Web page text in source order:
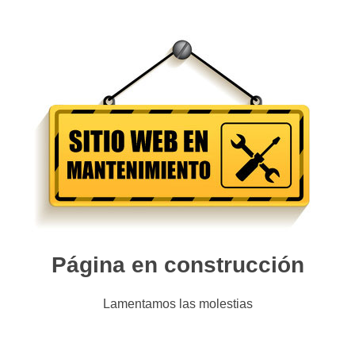
Página en construcción
Lamentamos las molestias